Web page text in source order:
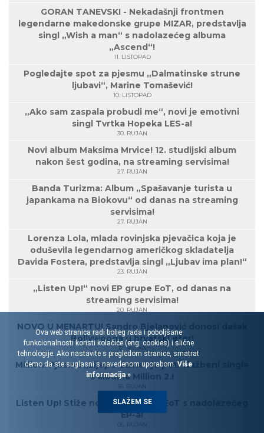
GORAN TANEVSKI - Nekadašnji frontmen
legendarne makedonske grupe MIZAR, predstavlja
singl „Wish a man“ s nadolazećeg albuma
„Ascend“!
11. LISTOPAD
Pogledajte spot za pjesmu „Dalmatinske strune
ljubavi“, Marine Tomašević!
10. LISTOPAD
„Ako sam zaspala probudi me“, novi je emotivni
singl Tvrtka Hopeka LES-a!
30. RUJAN
Novi album Maksima Mrvice! 12. studijski album
nakon šest godina, na streaming servisima!
27. RUJAN
Banda Turizma: Album „Spašavanje turista u
japankama na Biokovu“ od danas na streaming
servisima!
27. RUJAN
Lorenza Lola, mlada rovinjska pjevačica koja je
oduševila legendarnog američkog skladatelja
Davida Fostera, predstavlja singl „Ljubav ima plan!“
23. RUJAN
„Listen Up!“ novi EP grupe EoT, od danas na
streaming servisima!
20. RUJAN
NOVO U MENARTU! Sandro Bjelanović donosi dašak
Bollywooda u hrvatski eter!
17. RUJAN
Million: Pjesma „Lijepe dame“ je peti službeni single
s albuma Million 2.!
16. RUJAN
Listen Up! Stiže novi singl grupe EoT s nadolazećeg
EP-a!
05. RUJAN
Ova web stranica radi boljeg rada i poboljšane
funkcionalnosti koristi kolačiće (eng. cookies) i slične
tehnologije. Ako nastavite s pregledom stranice, smatrat
ćemo da ste suglasni s navedenom uporabom.Više
informacija »
SLAŽEM SE